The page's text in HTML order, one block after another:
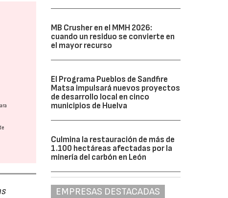
MB Crusher en el MMH 2026:
cuando un residuo se convierte en
el mayor recurso
El Programa Pueblos de Sandfire
Matsa impulsará nuevos proyectos
de desarrollo local en cinco
municipios de Huelva
Culmina la restauración de más de
1.100 hectáreas afectadas por la
minería del carbón en León
EMPRESAS DESTACADAS